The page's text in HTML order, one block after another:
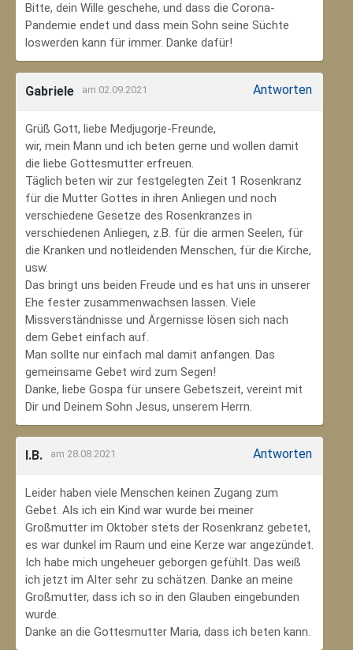
Bitte, dein Wille geschehe, und dass die Corona-
Pandemie endet und dass mein Sohn seine Süchte
loswerden kann für immer. Danke dafür!
Gabriele am 02.09.2021 Antworten
Grüß Gott, liebe Medjugorje-Freunde,
wir, mein Mann und ich beten gerne und wollen damit
die liebe Gottesmutter erfreuen.
Täglich beten wir zur festgelegten Zeit 1 Rosenkranz
für die Mutter Gottes in ihren Anliegen und noch
verschiedene Gesetze des Rosenkranzes in
verschiedenen Anliegen, z.B. für die armen Seelen, für
die Kranken und notleidenden Menschen, für die Kirche,
usw.
Das bringt uns beiden Freude und es hat uns in unserer
Ehe fester zusammenwachsen lassen. Viele
Missverständnisse und Ärgernisse lösen sich nach
dem Gebet einfach auf.
Man sollte nur einfach mal damit anfangen. Das
gemeinsame Gebet wird zum Segen!
Danke, liebe Gospa für unsere Gebetszeit, vereint mit
Dir und Deinem Sohn Jesus, unserem Herrn.
I.B. am 28.08.2021 Antworten
Leider haben viele Menschen keinen Zugang zum
Gebet. Als ich ein Kind war wurde bei meiner
Großmutter im Oktober stets der Rosenkranz gebetet,
es war dunkel im Raum und eine Kerze war angezündet.
Ich habe mich ungeheuer geborgen gefühlt. Das weiß
ich jetzt im Alter sehr zu schätzen. Danke an meine
Großmutter, dass ich so in den Glauben eingebunden
wurde.
Danke an die Gottesmutter Maria, dass ich beten kann.